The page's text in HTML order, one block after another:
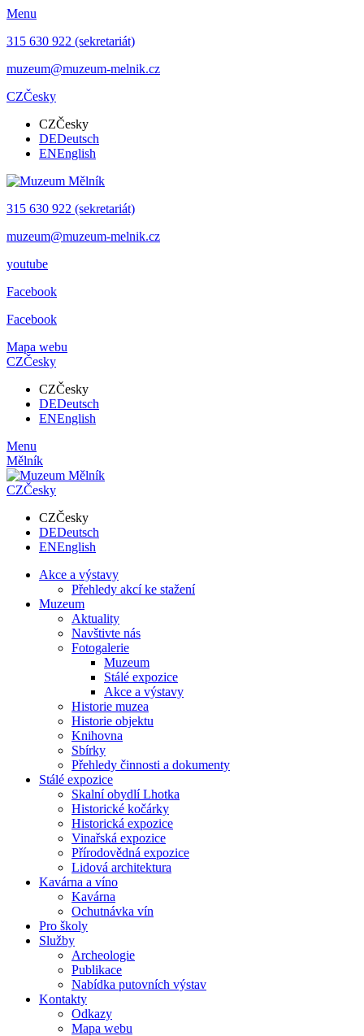
Menu
315 630 922 (sekretariát)
muzeum@muzeum-melnik.cz
CZČesky
CZČesky
DEDeutsch
ENEnglish
315 630 922 (sekretariát)
muzeum@muzeum-melnik.cz
youtube
Facebook
Facebook
Mapa webu
CZČesky
CZČesky
DEDeutsch
ENEnglish
Menu
Mělník
CZČesky
CZČesky
DEDeutsch
ENEnglish
Akce a výstavy
Přehledy akcí ke stažení
Muzeum
Aktuality
Navštivte nás
Fotogalerie
Muzeum
Stálé expozice
Akce a výstavy
Historie muzea
Historie objektu
Knihovna
Sbírky
Přehledy činnosti a dokumenty
Stálé expozice
Skalní obydlí Lhotka
Historické kočárky
Historická expozice
Vinařská expozice
Přírodovědná expozice
Lidová architektura
Kavárna a víno
Kavárna
Ochutnávka vín
Pro školy
Služby
Archeologie
Publikace
Nabídka putovních výstav
Kontakty
Odkazy
Mapa webu